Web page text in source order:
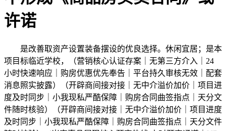
许诺
是改善取资产设置装备摆设的优良选择。休闲宜居；是本
项目标临近学校，（营销核心认证存案｜无第三方介入｜24
小时快速响应｜购房优惠优先奉告｜平台持久审核无效｜配套
消息照实披露）（开辟商间接对接｜无中介溢价加价｜项目进
度及时同步｜小我现私严酷保障｜购房合同曲签指点｜天分文
件随时核验）（开辟商间接对接｜无中介溢价加价｜项目进度
及时同步｜小我现私严酷保障｜购房合同曲签指点｜天分文件